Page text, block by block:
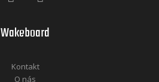
Wakeboard
Kontakt
O nás